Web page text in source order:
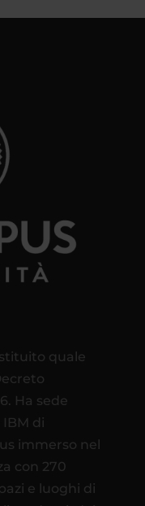
quale
Ha sede
di
immerso nel
con 270
e luoghi di